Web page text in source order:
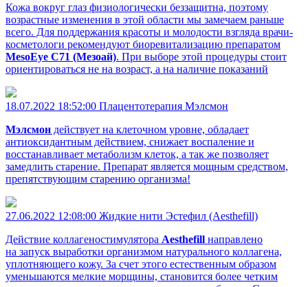
Кожа вокруг глаз физиологически беззащитна, поэтому
возрастные изменения в этой области мы замечаем раньше
всего. Для поддержания красоты и молодости взгляда врачи-
косметологи рекомендуют биоревитализацию препаратом
MesoEye С71 (Мезоай). При выборе этой процедуры стоит
ориентироваться не на возраст, а на наличие показаний
18.07.2022 18:52:00 Плацентотерапия Мэлсмон
Мэлсмон действует на клеточном уровне, обладает
антиоксидантным действием, снижает воспаление и
восстанавливает метаболизм клеток, а так же позволяет
замедлить старение. Препарат является мощным средством,
препятствующим старению организма!
27.06.2022 12:08:00 Жидкие нити Эстефил (Aesthefill)
Действие коллагеностимулятора Aesthefill направлено
на запуск выработки организмом натурального коллагена,
уплотняющего кожу. За счет этого естественным образом
уменьшаются мелкие морщины, становится более четким